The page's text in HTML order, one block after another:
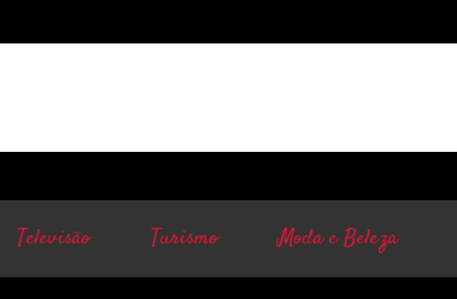
Televisão Turismo Moda e Beleza